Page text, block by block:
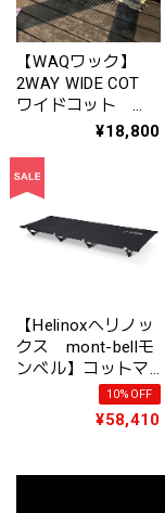
【WAQワック】
2WAY WIDE COT
ワイドコット
（600Dシート¥18,800
【Helinoxヘリノッ
クス mont-bellモ
ンベル】コットマ
ックスコンバーチ
ブル 〈ブラッ
ク〉＃1822175
10%OFF
¥58,410